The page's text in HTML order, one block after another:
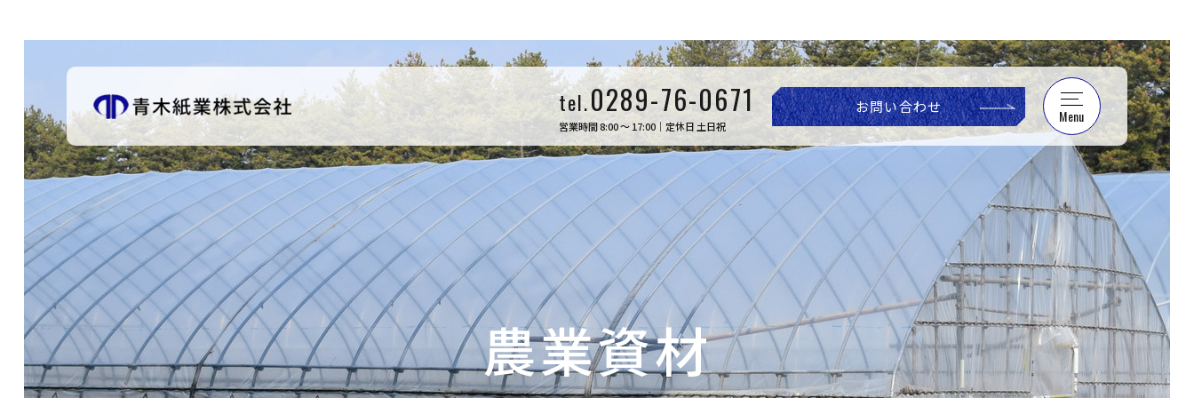
tel.0289-76-0671
営業時間 8:00 ～ 17:00｜定休日 土日祝
お問い合わせ
Menu
農業資材